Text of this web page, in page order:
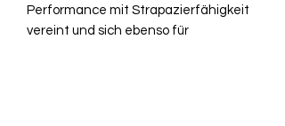
Performance mit Strapazierfähigkeit
vereint und sich ebenso für